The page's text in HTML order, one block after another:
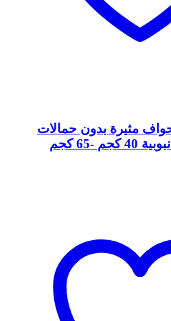
مثيرة بدون حمالات
-65 كجم